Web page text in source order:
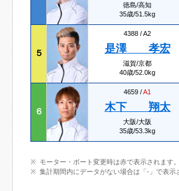
徳島/高知
35歳/51.5kg
５
4388 /A2
是澤 孝宏
滋賀/京都
40歳/52.0kg
６
4659 /A1
木下 翔太
大阪/大阪
35歳/53.3kg
モーター・ボート変更時は赤で表示されます。
集計期間内にデータがない場合は「-」で表示